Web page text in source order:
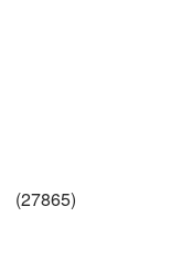
(27865)